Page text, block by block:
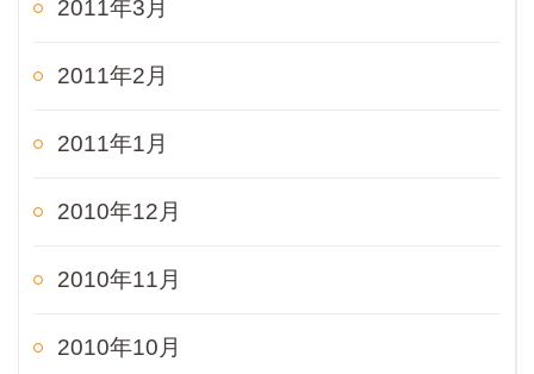
2011年3月
2011年2月
2011年1月
2010年12月
2010年11月
2010年10月